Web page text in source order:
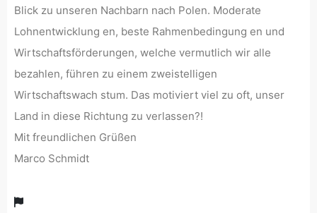
Blick zu unseren Nachbarn nach Polen. Moderate
Lohnentwicklung en, beste Rahmenbedingung en und
Wirtschaftsförderungen, welche vermutlich wir alle
bezahlen, führen zu einem zweistelligen
Wirtschaftswach stum. Das motiviert viel zu oft, unser
Land in diese Richtung zu verlassen?!
Mit freundlichen Grüßen
Marco Schmidt